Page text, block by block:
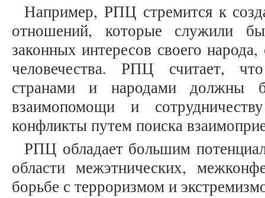
Например, РПЦ стремится к
отношений, которые служили
законных интересов своего
человечества. РПЦ считает,
странами и народами должны
взаимопомощи и
конфликты путем поиска
РПЦ обладает большим
области межэтнических,
борьбе с терроризмом и